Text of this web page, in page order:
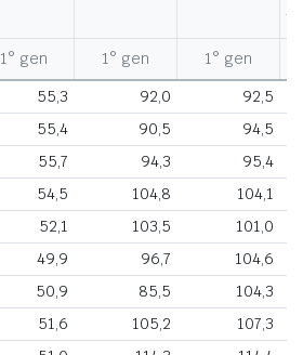
1° gen 1° gen 1° gen
55,3 92,0
92,5
55,4 90,5
94,5
55,7 94,3
95,4
54,5 104,8
104,1
52,1 103,5
101,0
49,9 96,7
104,6
50,9 85,5
104,3
51,6 105,2
107,3